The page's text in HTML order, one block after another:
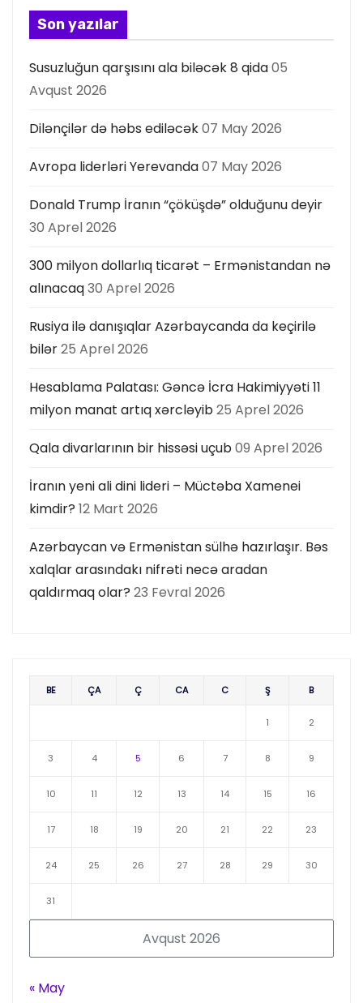
s
ı
Son yazılar
Susuzluğun qarşısını ala biləcək 8 qida05
Avqust 2026
Dilənçilər də həbs ediləcək07 May 2026
Avropa liderləri Yerevanda07 May 2026
Donald Trump İranın “çöküşdə” olduğunu deyir
30 Aprel 2026
300 milyon dollarlıq ticarət – Ermənistandan nə
alınacaq30 Aprel 2026
Rusiya ilə danışıqlar Azərbaycanda da keçirilə
bilər25 Aprel 2026
Hesablama Palatası: Gəncə İcra Hakimiyyəti 11
milyon manat artıq xərcləyib25 Aprel 2026
Qala divarlarının bir hissəsi uçub09 Aprel 2026
İranın yeni ali dini lideri – Müctəba Xamenei
kimdir? 12 Mart 2026
Azərbaycan və Ermənistan sülhə hazırlaşır. Bəs
xalqlar arasındakı nifrəti necə aradan
qaldırmaq olar? 23 Fevral 2026
Avqust 2026
BE ÇA Ç CA C Ş B
1 2
3 4 5 6 7 8 9
10 11 12 13 14 15 16
17 18 19 20 21 22 23
24 25 26 27 28 29 30
31
« May